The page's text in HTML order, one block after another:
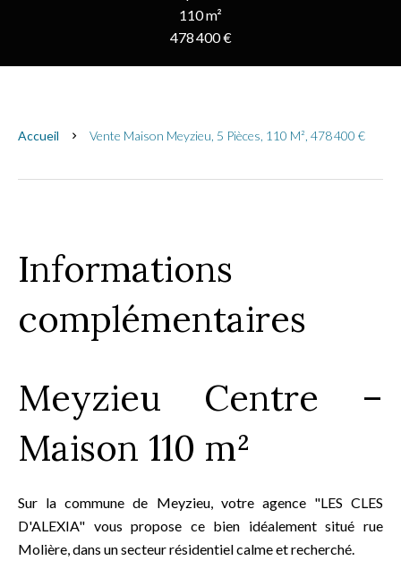
110 m²
478 400 €
Accueil Vente Maison Meyzieu, 5 Pièces, 110 M², 478 400 €
Informations
complémentaires
Meyzieu Centre –
Maison 110 m²
Sur la commune de Meyzieu, votre agence "LES CLES
D'ALEXIA" vous propose ce bien idéalement situé rue
Molière, dans un secteur résidentiel calme et recherché.